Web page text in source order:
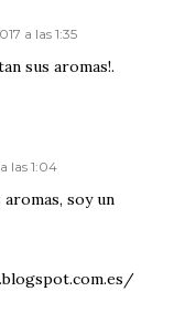
a las 1:35
sus aromas!.
las 1:04
soy un